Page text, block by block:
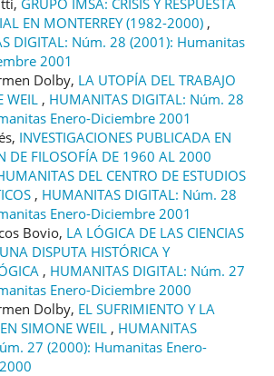
EN MONTERREY (1982-2000) ,
DIGITAL: Núm. 28 (2001): Humanitas
2001
Dolby, LA UTOPÍA DEL TRABAJO
WEIL , HUMANITAS DIGITAL: Núm. 28
Enero-Diciembre 2001
INVESTIGACIONES PUBLICADA EN
DE FILOSOFÍA DE 1960 AL 2000
DEL CENTRO DE ESTUDIOS
, HUMANITAS DIGITAL: Núm. 28
Enero-Diciembre 2001
Bovio, LA LÓGICA DE LAS CIENCIAS
DISPUTA HISTÓRICA Y
, HUMANITAS DIGITAL: Núm. 27
Enero-Diciembre 2000
Dolby, EL SUFRIMIENTO Y LA
SIMONE WEIL , HUMANITAS
27 (2000): Humanitas Enero-